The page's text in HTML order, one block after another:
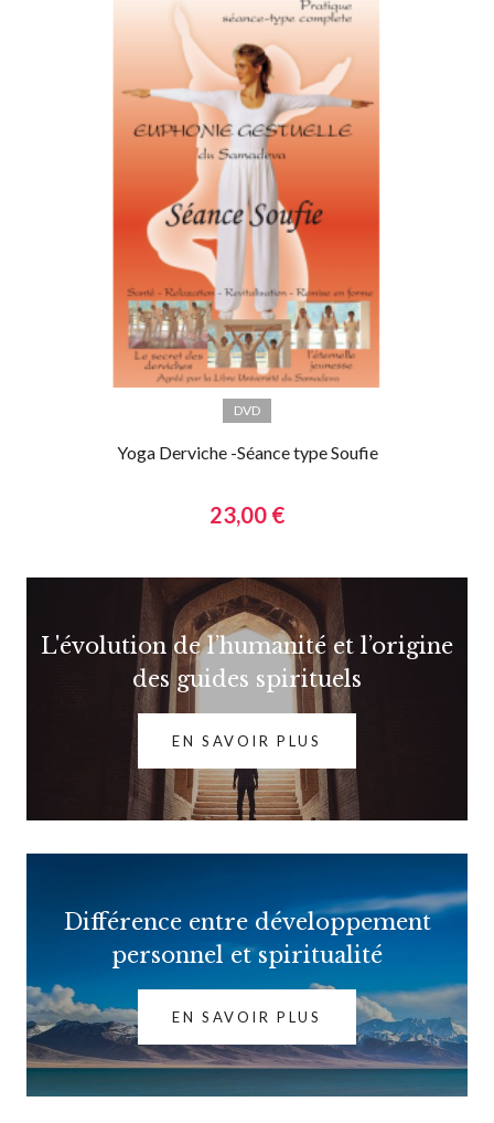
DVD
Yoga Derviche -Séance type Soufie
23,00 €
L'évolution de l’humanité et l’origine
des guides spirituels
EN SAVOIR PLUS
Différence entre développement
personnel et spiritualité
EN SAVOIR PLUS